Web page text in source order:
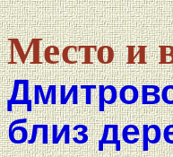
Место и
близ